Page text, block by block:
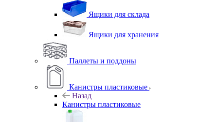
Ящики для склада
Ящики для хранения
Паллеты и поддоны
Канистры пластиковые
Назад
Канистры пластиковые